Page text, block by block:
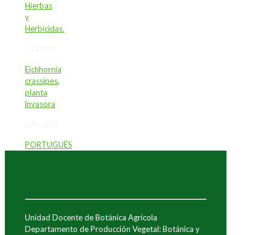
Hierbas
y
Herbicidas.
Eichhornia
crassipes,
planta
invasora
PORTUGUÉS
Unidad Docente de Botánica Agrícola
Departamento de Producción Vegetal: Botánica y